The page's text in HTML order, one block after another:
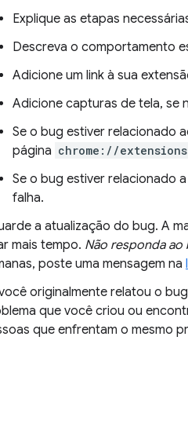
Explique as etapas
Descreva o comportamento
Adicione um link à sua
Adicione capturas de tela, se
Se o bug estiver relacionado
página chrome://
Se o bug estiver relacionado
falha.
a atualização do bug. A
mais tempo. Não responda ao
poste uma mensagem na
originalmente relatou o
que você criou ou
que enfrentam o mesmo